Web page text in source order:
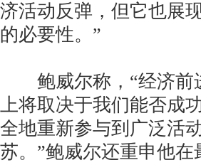
济活动反弹，但它也展
的必要性。”
鲍威尔称，“经济前
上将取决于我们能否成
全地重新参与到广泛活
苏。”鲍威尔还重申他